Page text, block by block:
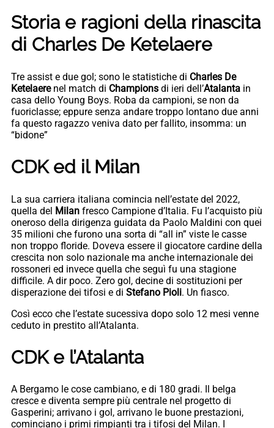
Storia e ragioni della rinascita
di Charles De Ketelaere
Tre assist e due gol; sono le statistiche di Charles De
Ketelaerenel match di Champions di ieri dell’Atalanta in
casa dello Young Boys. Roba da campioni, se non da
fuoriclasse; eppure senza andare troppo lontano due anni
fa questo ragazzo veniva dato per fallito, insomma: un
“bidone”
CDK ed il Milan
La sua carriera italiana comincia nell’estate del 2022,
quella del Milan fresco Campione d’Italia. Fu l’acquisto più
oneroso della dirigenza guidata da Paolo Maldini con quei
35 milioni che furono una sorta di “all in” viste le casse
non troppo floride. Doveva essere il giocatore cardine della
crescita non solo nazionale ma anche internazionale dei
rossoneri ed invece quella che seguì fu una stagione
difficile. A dir poco. Zero gol, decine di sostituzioni per
disperazione dei tifosi e di Stefano Pioli. Un fiasco.
Così ecco che l’estate sucessiva dopo solo 12 mesi venne
ceduto in prestito all’Atalanta.
CDK e l’Atalanta
A Bergamo le cose cambiano, e di 180 gradi. Il belga
cresce e diventa sempre più centrale nel progetto di
Gasperini; arrivano i gol, arrivano le buone prestazioni,
cominciano i primi rimpianti tra i tifosi del Milan. I